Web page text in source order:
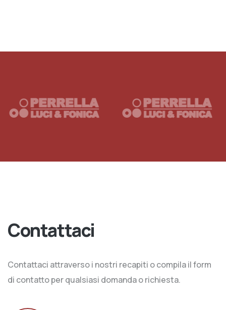
Contattaci
Contattaci attraverso i nostri recapiti o compila il form
di contatto per qualsiasi domanda o richiesta.